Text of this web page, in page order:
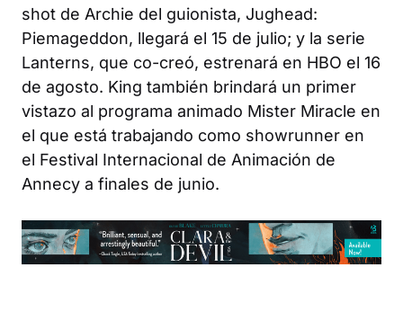
shot de Archie del guionista, Jughead:
Piemageddon, llegará el 15 de julio; y la serie
Lanterns, que co-creó, estrenará en HBO el 16
de agosto. King también brindará un primer
vistazo al programa animado Mister Miracle en
el que está trabajando como showrunner en
el Festival Internacional de Animación de
Annecy a finales de junio.